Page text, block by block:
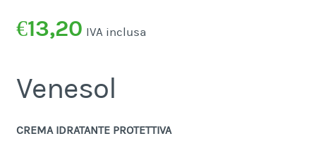
€13,20 IVA inclusa
Venesol
CREMA IDRATANTE PROTETTIVA